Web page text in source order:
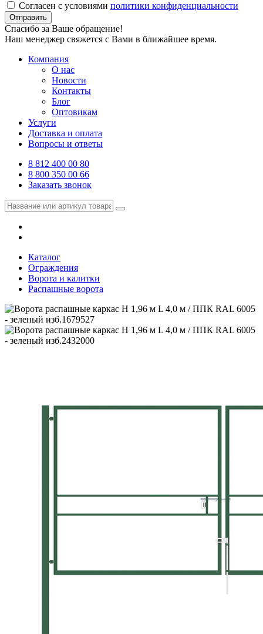
Согласен с условиями политики конфиденциальности
Отправить
Спасибо за Ваше обращение!
Наш менеджер свяжется с Вами в ближайшее время.
Компания
О нас
Новости
Контакты
Блог
Оптовикам
Услуги
Доставка и оплата
Вопросы и ответы
8 812 400 00 80
8 800 350 00 66
Заказать звонок
Каталог
Ограждения
Ворота и калитки
Распашные ворота